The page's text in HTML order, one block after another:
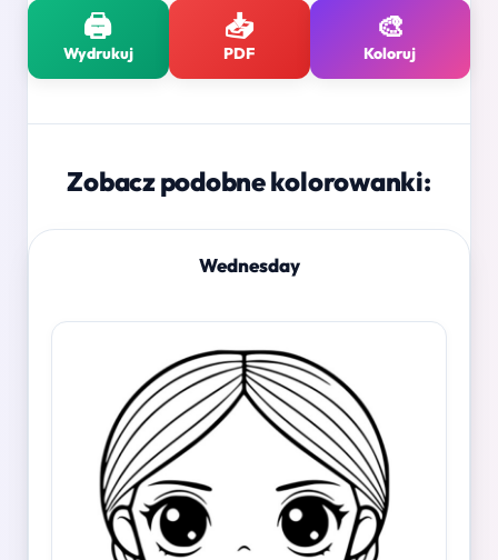
🖨️
Wydrukuj
📥
PDF
🎨
Koloruj
Zobacz podobne kolorowanki:
Wednesday